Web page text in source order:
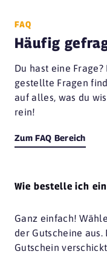
FAQ
Häufig
Du hast eine
gestellte Fragen
auf alles, was du
rein!
Zum FAQ Bereich
Wie bestelle ich
Ganz einfach!
der Gutscheine
Gutschein